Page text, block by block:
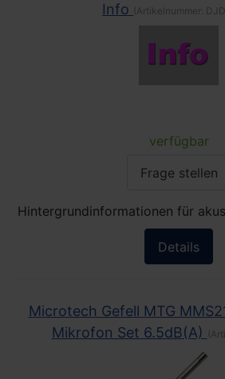
Info (Artikelnummer:
verfügbar
Frage stellen
Hintergrundinformationen für
Details
Microtech Gefell MTG
Mikrofon Set 6.5dB(A)